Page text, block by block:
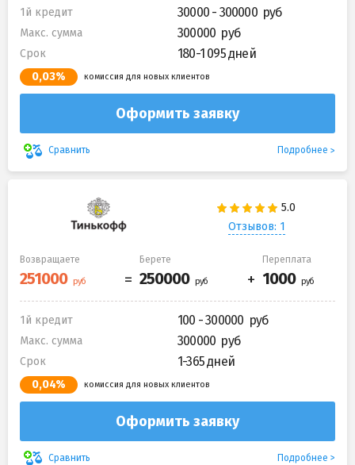
1й кредит 30000 - 300000
Макс. сумма 300000
Срок 180-1 095 дней
0,03% комиссия для новых клиентов
Оформить заявку
Сравнить Подробнее
Отзывов: 1
Возвращаете Берете Переплата
1й кредит 100 - 300000
Макс. сумма 300000
Срок 1-365 дней
0,04% комиссия для новых клиентов
Оформить заявку
Сравнить Подробнее